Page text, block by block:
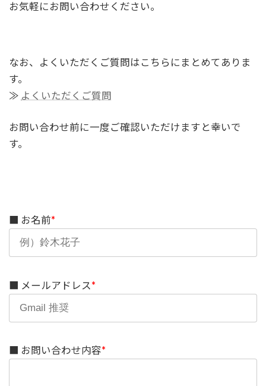
お気軽にお問い合わせください。
なお、よくいただくご質問はこちらにまとめてありま
す。
≫ よくいただくご質問
お問い合わせ前に一度ご確認いただけますと幸いで
す。
■ お名前*
■ メールアドレス *
■ お問い合わせ内容*